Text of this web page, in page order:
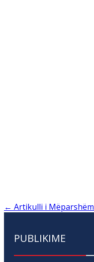
← Artikulli i Mëparshëm
PUBLIKIME